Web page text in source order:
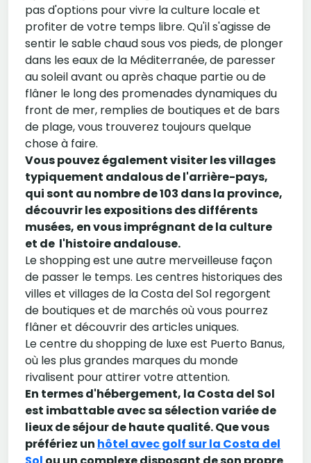
pas d'options pour vivre la culture locale et
profiter de votre temps libre. Qu'il s'agisse de
sentir le sable chaud sous vos pieds, de plonger
dans les eaux de la Méditerranée, de paresser
au soleil avant ou après chaque partie ou de
flâner le long des promenades dynamiques du
front de mer, remplies de boutiques et de bars
de plage, vous trouverez toujours quelque
chose à faire.
Vous pouvez également visiter les villages
typiquement andalous de l'arrière-pays,
qui sont au nombre de 103 dans la province,
découvrir les expositions des différents
musées, en vous imprégnant de la culture
et de l'histoire andalouse.
Le shopping est une autre merveilleuse façon
de passer le temps. Les centres historiques des
villes et villages de la Costa del Sol regorgent
de boutiques et de marchés où vous pourrez
flâner et découvrir des articles uniques.
Le centre du shopping de luxe est Puerto Banus,
où les plus grandes marques du monde
rivalisent pour attirer votre attention.
En termes d'hébergement, la Costa del Sol
est imbattable avec sa sélection variée de
lieux de séjour de haute qualité. Que vous
préfériez un hôtel avec golf sur la Costa del